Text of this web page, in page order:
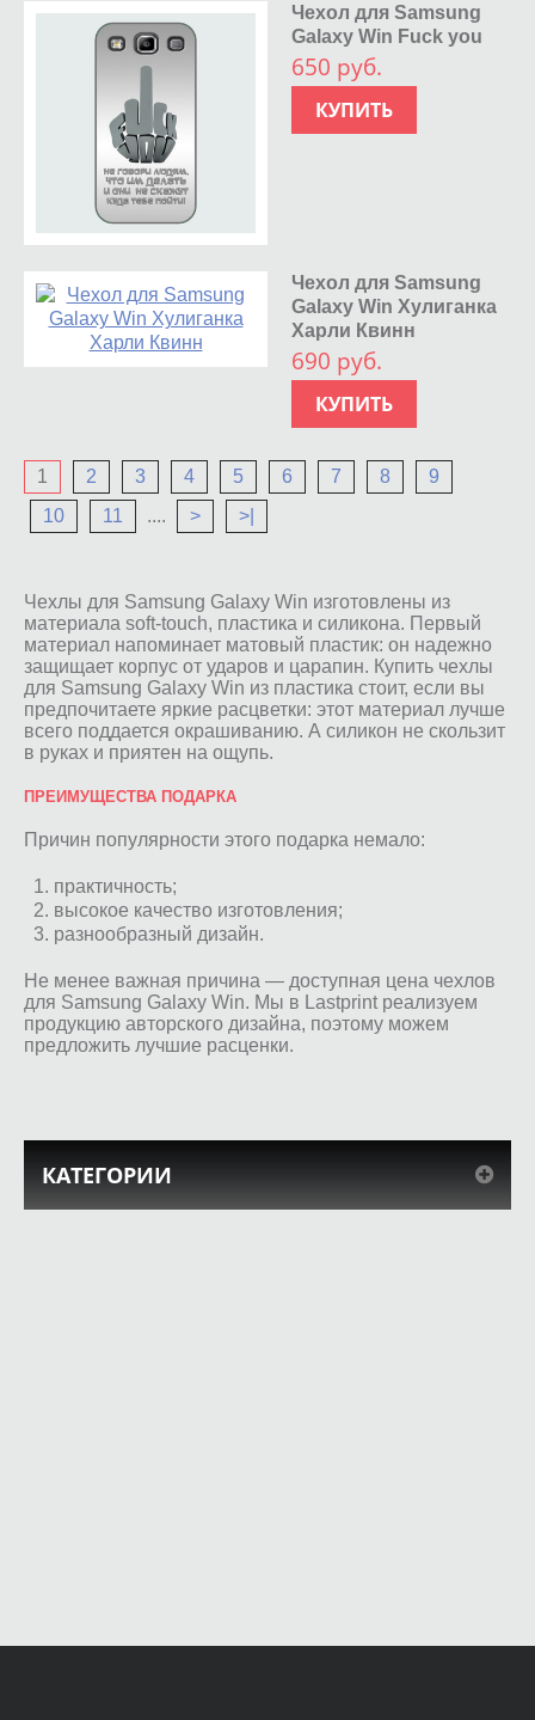
Чехол для Samsung
Galaxy Win Fuck you
650 руб.
КУПИТЬ
Чехол для Samsung
Galaxy Win Хулиганка
Харли Квинн
690 руб.
КУПИТЬ
1 2 3 4 5 6 7 8
9
10
11 .... > >|
Чехлы для Samsung Galaxy Win изготовлены из
материала soft-touch, пластика и силикона. Первый
материал напоминает матовый пластик: он надежно
защищает корпус от ударов и царапин. Купить чехлы
для Samsung Galaxy Win из пластика стоит, если вы
предпочитаете яркие расцветки: этот материал лучше
всего поддается окрашиванию. А силикон не скользит
в руках и приятен на ощупь.
ПРЕИМУЩЕСТВА ПОДАРКА
Причин популярности этого подарка немало:
практичность;
высокое качество изготовления;
разнообразный дизайн.
Не менее важная причина — доступная цена чехлов
для Samsung Galaxy Win. Мы в Lastprint реализуем
продукцию авторского дизайна, поэтому можем
предложить лучшие расценки.
КАТЕГОРИИ